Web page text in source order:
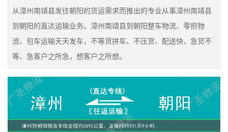
从漳州南靖县发往朝阳的货运需求而推出的专业从事漳州南靖县
到朝阳的直达运输业务。漳州南靖县到朝阳整车物流、零担物
流、包车运输天天发车，不等货拼车、不压货、配送快、急货不
等、急客户之所急，想客户之所想。